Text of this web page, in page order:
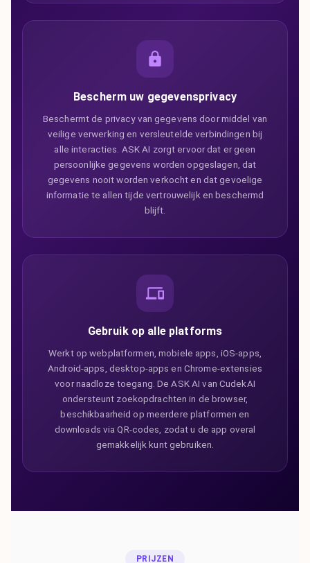
Bescherm uw gegevensprivacy
Beschermt de privacy van gegevens door middel van
veilige verwerking en versleutelde verbindingen bij
alle interacties. ASK AI zorgt ervoor dat er geen
persoonlijke gegevens worden opgeslagen, dat
gegevens nooit worden verkocht en dat gevoelige
informatie te allen tijde vertrouwelijk en beschermd
blijft.
Gebruik op alle platforms
Werkt op webplatformen, mobiele apps, iOS-apps,
Android-apps, desktop-apps en Chrome-extensies
voor naadloze toegang. De ASK AI van CudekAI
ondersteunt zoekopdrachten in de browser,
beschikbaarheid op meerdere platformen en
downloads via QR-codes, zodat u de app overal
gemakkelijk kunt gebruiken.
PRIJZEN